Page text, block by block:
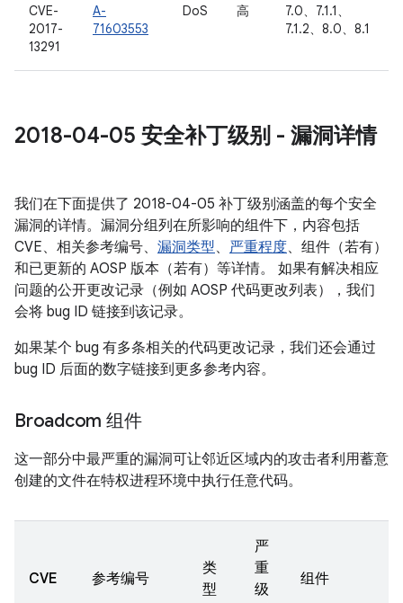
CVE-
2017-
13291
A-
71603553
DoS 高
7.0、7.1.1、
7.1.2、8.0、8.1
2018-04-05 安全补丁级别 - 漏洞详情
我们在下面提供了 2018-04-05 补丁级别涵盖的每个安全
漏洞的详情。漏洞分组列在所影响的组件下，内容包括
CVE、相关参考编号、 漏洞类型、 严重程度、组件（若有）
和已更新的 AOSP 版本（若有）等详情。 如果有解决相应
问题的公开更改记录（例如 AOSP 代码更改列表），我们
会将 bug ID 链接到该记录。
如果某个 bug 有多条相关的代码更改记录，我们还会通过
bug ID 后面的数字链接到更多参考内容。
Broadcom 组件
这一部分中最严重的漏洞可让邻近区域内的攻击者利用蓄意
创建的文件在特权进程环境中执行任意代码。
CVE 参考编号
类
型
严
重
级
组件